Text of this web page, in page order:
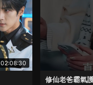
02:08:30
修仙老爸霸氣